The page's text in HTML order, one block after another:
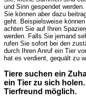
und Sinn gespendet
Sie können aber dazu
geht. Beispielsweise
achten Sie auf Ihren
werden. Falls Sie jemand
rufen Sie sofort bei den
durch Ihren Anruf ein Tier
hat es verdient, gequält zu
Tiere suchen ein
ein Tier zu sich
Tierfreund möglich.